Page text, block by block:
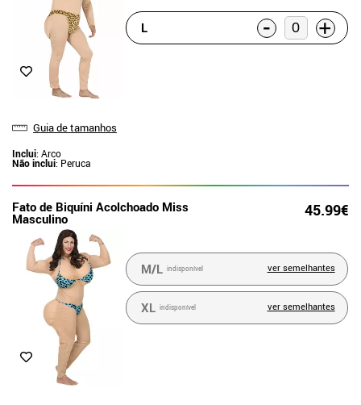
Guia de tamanhos
Inclui: Arco
Não inclui: Peruca
L - +
Fato de Biquíni Acolchoado Miss
Masculino 45.99€
M/L indisponível ver semelhantes
XL indisponível ver semelhantes